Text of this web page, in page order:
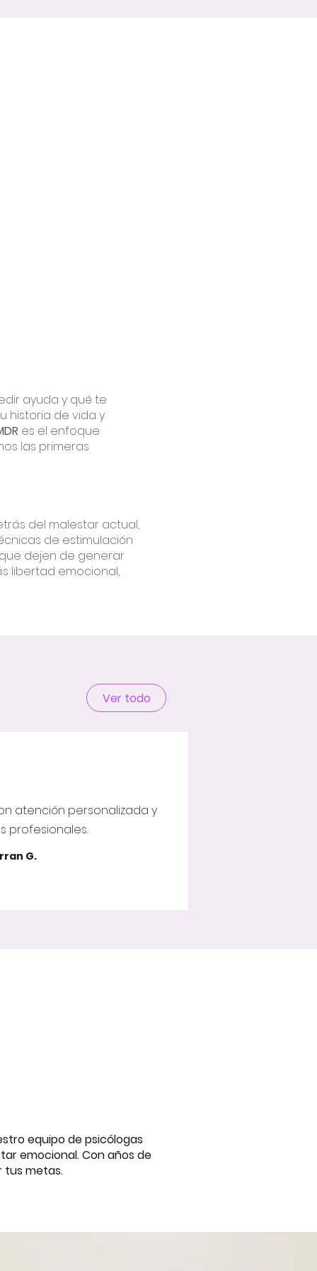
ayuda y qué te
historia de vida y
es el enfoque
las primeras
del malestar actual,
de estimulación
dejen de generar
libertad emocional,
Ver todo
atención personalizada y
profesionales.
G.
equipo de psicólogas
emocional. Con años de
tus metas.